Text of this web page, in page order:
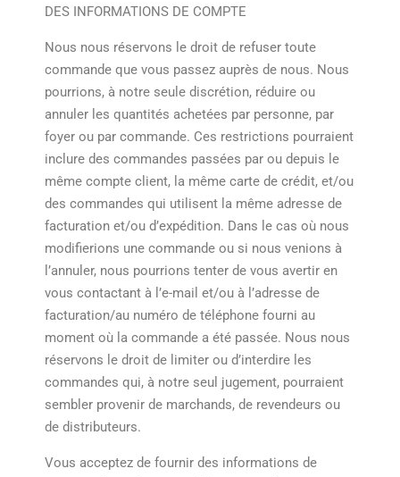
DES INFORMATIONS DE COMPTE
Nous nous réservons le droit de refuser toute
commande que vous passez auprès de nous. Nous
pourrions, à notre seule discrétion, réduire ou
annuler les quantités achetées par personne, par
foyer ou par commande. Ces restrictions pourraient
inclure des commandes passées par ou depuis le
même compte client, la même carte de crédit, et/ou
des commandes qui utilisent la même adresse de
facturation et/ou d’expédition. Dans le cas où nous
modifierions une commande ou si nous venions à
l’annuler, nous pourrions tenter de vous avertir en
vous contactant à l’e-mail et/ou à l’adresse de
facturation/au numéro de téléphone fourni au
moment où la commande a été passée. Nous nous
réservons le droit de limiter ou d’interdire les
commandes qui, à notre seul jugement, pourraient
sembler provenir de marchands, de revendeurs ou
de distributeurs.
Vous acceptez de fournir des informations de